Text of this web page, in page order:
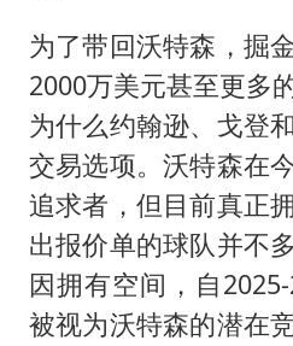
为了带回沃特森，掘
2000万美元甚至更多
为什么约翰逊、戈登
交易选项。沃特森在
追求者，但目前真正
出报价单的球队并不
因拥有空间，自
被视为沃特森的潜在